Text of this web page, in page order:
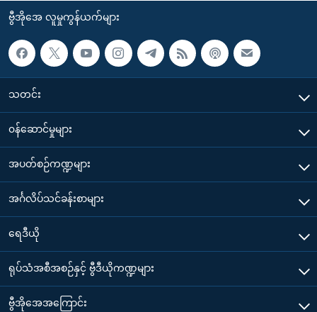
ဗွီအိုအေ လူမှုကွန်ယက်များ
သတင်း
၀န်ဆောင်မှုများ
အပတ်စဉ်ကဏ္ဍများ
အင်္ဂလိပ်သင်ခန်းစာများ
ရေဒီယို
ရုပ်သံအစီအစဉ်နှင့် ဗွီဒီယိုကဏ္ဍများ
ဗွီအိုအေအကြောင်း